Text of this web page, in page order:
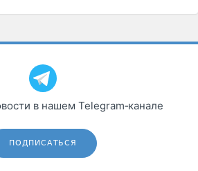
в нашем Telegram‑канале
ПОДПИСАТЬСЯ